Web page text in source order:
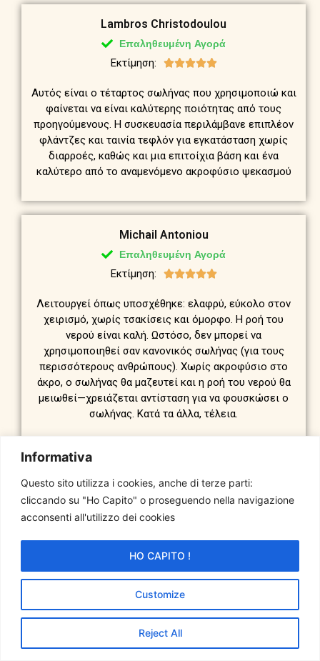
Informativa
Questo sito utilizza i cookies, anche di terze parti:
cliccando su "Ho Capito" o proseguendo nella navigazione
acconsenti all'utilizzo dei cookies
Customize
Reject All
HO CAPITO !
Lambros Christodoulou
Επαληθευμένη Αγορά
Εκτίμηση: 
Αυτός είναι ο τέταρτος σωλήνας που χρησιμοποιώ και
φαίνεται να είναι καλύτερης ποιότητας από τους
προηγούμενους. Η συσκευασία περιλάμβανε επιπλέον
φλάντζες και ταινία τεφλόν για εγκατάσταση χωρίς
διαρροές, καθώς και μια επιτοίχια βάση και ένα
καλύτερο από το αναμενόμενο ακροφύσιο ψεκασμού
Michail Antoniou
Επαληθευμένη Αγορά
Εκτίμηση: 
Λειτουργεί όπως υποσχέθηκε: ελαφρύ, εύκολο στον
χειρισμό, χωρίς τσακίσεις και όμορφο. Η ροή του
νερού είναι καλή. Ωστόσο, δεν μπορεί να
χρησιμοποιηθεί σαν κανονικός σωλήνας (για τους
περισσότερους ανθρώπους). Χωρίς ακροφύσιο στο
άκρο, ο σωλήνας θα μαζευτεί και η ροή του νερού θα
μειωθεί—χρειάζεται αντίσταση για να φουσκώσει ο
σωλήνας. Κατά τα άλλα, τέλεια.